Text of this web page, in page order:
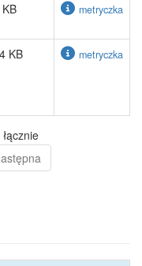
metryczka
KB metryczka